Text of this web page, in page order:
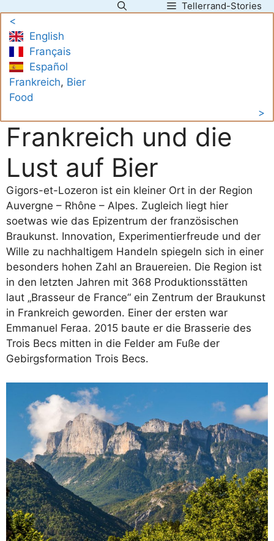
Inhalt
springen
Tellerrand-Stories
<
English
Français
Español
Frankreich, Bier
Food
>
Frankreich und die
Lust auf Bier
Gigors-et-Lozeron ist ein kleiner Ort in der Region
Auvergne – Rhône – Alpes. Zugleich liegt hier
soetwas wie das Epizentrum der französischen
Braukunst. Innovation, Experimentierfreude und der
Wille zu nachhaltigem Handeln spiegeln sich in einer
besonders hohen Zahl an Brauereien. Die Region ist
in den letzten Jahren mit 368 Produktionsstätten
laut „Brasseur de France“ ein Zentrum der Braukunst
in Frankreich geworden. Einer der ersten war
Emmanuel Feraa. 2015 baute er die Brasserie des
Trois Becs mitten in die Felder am Fuße der
Gebirgsformation Trois Becs.